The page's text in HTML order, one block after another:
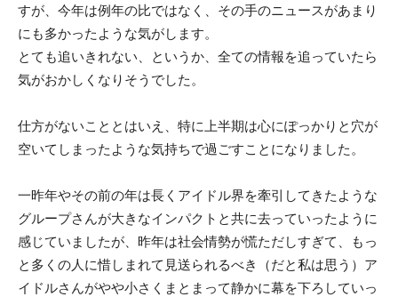
すが、今年は例年の比ではなく、その手のニュースがあまり
にも多かったような気がします。
とても追いきれない、というか、全ての情報を追っていたら
気がおかしくなりそうでした。
仕方がないこととはいえ、特に上半期は心にぽっかりと穴が
空いてしまったような気持ちで過ごすことになりました。
一昨年やその前の年は長くアイドル界を牽引してきたような
グループさんが大きなインパクトと共に去っていったように
感じていましたが、昨年は社会情勢が慌ただしすぎて、もっ
と多くの人に惜しまれて見送られるべき（だと私は思う）ア
イドルさんがやや小さくまとまって静かに幕を下ろしていっ